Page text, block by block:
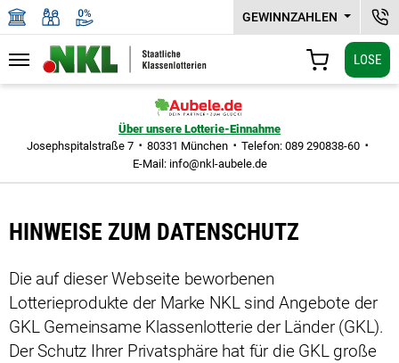
Über unsere Lotterie-Einnahme
Josephspitalstraße 7
80331 München
Telefon: 089 290838-60
E-Mail: info@nkl-aubele.de
GEWINNZAHLEN
Navigation
LOSE
HINWEISE ZUM DATENSCHUTZ
Die auf dieser Webseite beworbenen
Lotterieprodukte der Marke NKL sind Angebote der
GKL Gemeinsame Klassen­lotterie der Länder (GKL).
Der Schutz Ihrer Privatsphäre hat für die GKL große